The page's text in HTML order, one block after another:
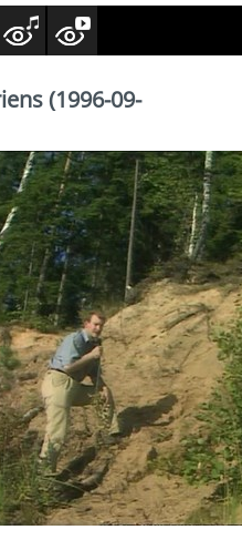
(1996-09-